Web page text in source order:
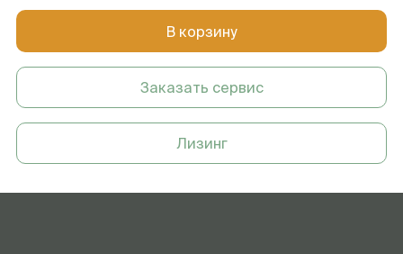
Испаритель проточного типа
наличие
Возможность установки 2х
испарителей
наличие
Возможность установки
модуля EtCO2 в основном/
боковом/микро- потоке
модуля газоанализа
наличие
В корзину
Заказать сервис
Лизинг